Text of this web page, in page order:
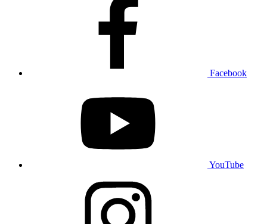
Facebook
YouTube